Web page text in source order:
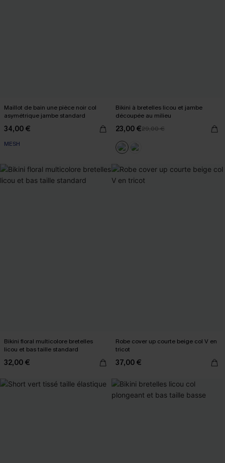
Maillot de bain une pièce noir col
asymétrique jambe standard
34,00 €
MESH
Bikini à bretelles licou et jambe
découpée au milieu
23,00 €29,00 €
Bikini floral multicolore bretelles
licou et bas taille standard
32,00 €
Robe cover up courte beige col V en
tricot
37,00 €